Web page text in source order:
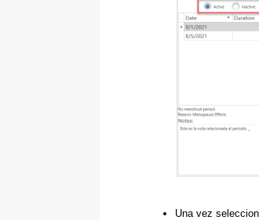
Una vez